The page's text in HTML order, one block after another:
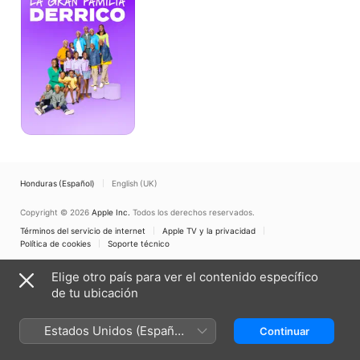
Derrico
Honduras (Español) English (UK)
Copyright © 2026 Apple Inc. Todos los derechos reservados.
Términos del servicio de internet
Apple TV y la privacidad
Política de cookies
Soporte técnico
Elige otro país para ver el contenido específico
de tu ubicación
Estados Unidos (Español
México)
Continuar